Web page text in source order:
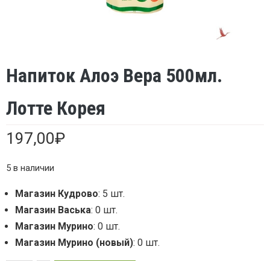
Напиток Алоэ Вера 500мл.
Лотте Корея
197,00₽
5 в наличии
Магазин Кудрово: 5 шт.
Магазин Васька: 0 шт.
Магазин Мурино: 0 шт.
Магазин Мурино (новый): 0 шт.